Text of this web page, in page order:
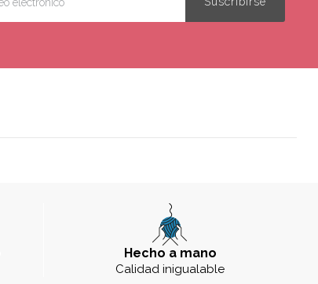
Hecho a mano
Calidad inigualable